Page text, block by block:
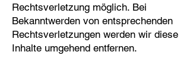
Rechtsverletzung möglich. Bei
Bekanntwerden von entsprechenden
Rechtsverletzungen werden wir diese
Inhalte umgehend entfernen.